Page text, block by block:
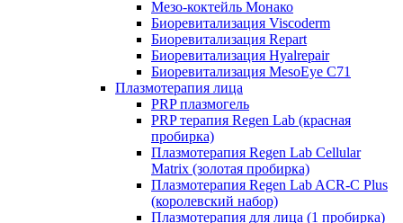
Мезо-коктейль Монако
Биоревитализация Viscoderm
Биоревитализация Repart
Биоревитализация Hyalrepair
Биоревитализация MesoEye C71
Плазмотерапия лица
PRP плазмогель
PRP терапия Regen Lab (красная
пробирка)
Плазмотерапия Regen Lab Cellular
Matrix (золотая пробирка)
Плазмотерапия Regen Lab ACR-C Plus
(королевский набор)
Плазмотерапия для лица (1 пробирка)